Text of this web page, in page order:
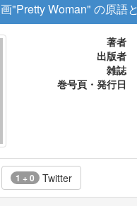
"Pretty Woman" の原語
著者
出版者
雑誌
巻号頁・発行日
1 + 0 Twitter